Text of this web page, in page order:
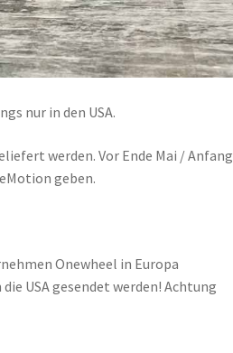
nur in den USA.
werden. Vor Ende Mai / Anfang
geben.
Onewheel in Europa
USA gesendet werden! Achtung